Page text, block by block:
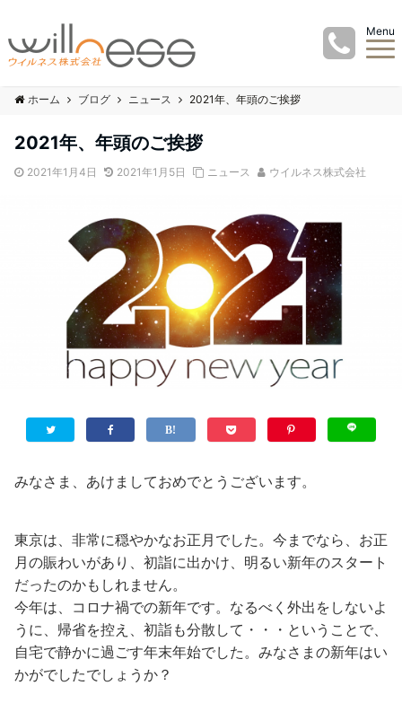
Menu
ホーム ブログ ニュース 2021年、年頭のご挨拶
2021年、年頭のご挨拶
2021年1月4日 2021年1月5日 ニュース ウイルネス株式会社
みなさま、あけましておめでとうございます。
東京は、非常に穏やかなお正月でした。今までなら、お正
月の賑わいがあり、初詣に出かけ、明るい新年のスタート
だったのかもしれません。
今年は、コロナ禍での新年です。なるべく外出をしないよ
うに、帰省を控え、初詣も分散して・・・ということで、
自宅で静かに過ごす年末年始でした。みなさまの新年はい
かがでしたでしょうか？